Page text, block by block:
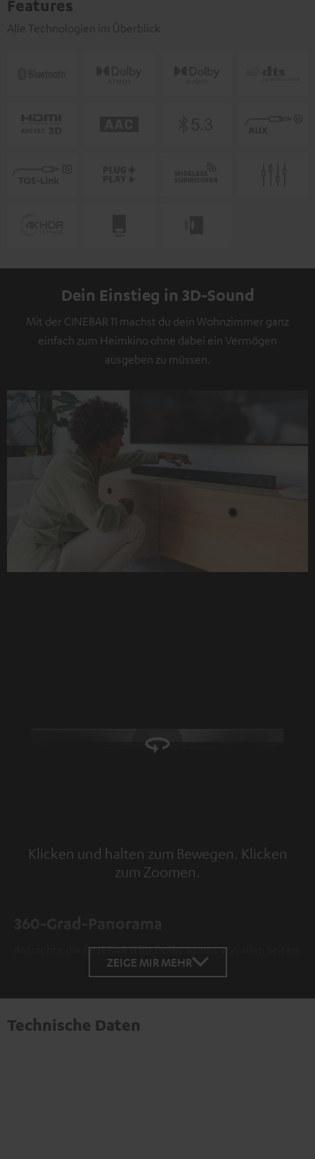
Features
Alle Technologien im Überblick
Dein Einstieg in 3D-Sound
Mit der CINEBAR 11 machst du dein Wohnzimmer ganz
einfach zum Heimkino ohne dabei ein Vermögen
ausgeben zu müssen.
Betrachte die CINEBAR 11 für Dolby Atmos von allen Seiten.
Klicken und halten zum Bewegen. Klicken
zum Zoomen.
Tap to zoom
ZEIGE MIR MEHR
Technische Daten